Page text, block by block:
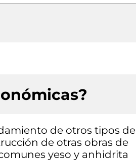
de otros tipos de
de otras obras de
yeso y anhidrita